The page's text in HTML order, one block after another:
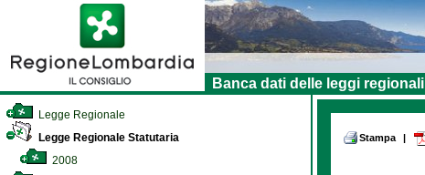
Banca dati delle leggi regionali
Legge Regionale
Legge Regionale Statutaria
2008
Stampa |